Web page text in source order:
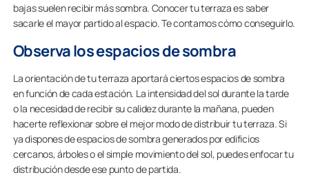
bajas suelen recibir más sombra. Conocer tu terraza es saber
sacarle el mayor partido al espacio. Te contamos cómo conseguirlo.
Observa los espacios de sombra
La orientación de tu terraza aportará ciertos espacios de sombra
en función de cada estación. La intensidad del sol durante la tarde
o la necesidad de recibir su calidez durante la mañana, pueden
hacerte reflexionar sobre el mejor modo de distribuir tu terraza. Si
ya dispones de espacios de sombra generados por edificios
cercanos, árboles o el simple movimiento del sol, puedes enfocar tu
distribución desde ese punto de partida.